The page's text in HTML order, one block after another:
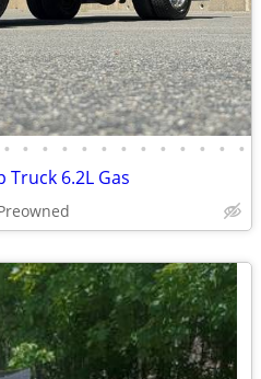
• • • • • • • • • • • • •
Truck 6.2L Gas